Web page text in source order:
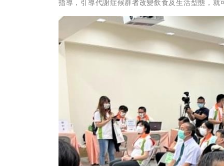
指導，引導代謝症候群者改變飲食及生活型態，